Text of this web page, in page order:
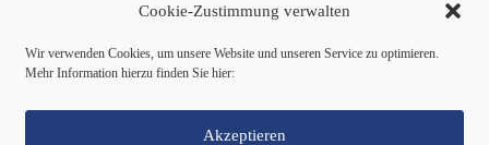
Cookie-Zustimmung verwalten
Wir verwenden Cookies, um unsere Website und unseren Service zu optimieren.
Mehr Information hierzu finden Sie hier:
Akzeptieren
Spenden